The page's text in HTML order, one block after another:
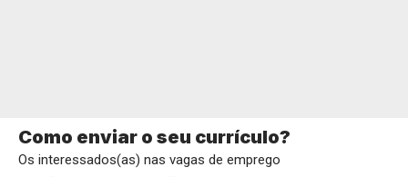
Como enviar o seu currículo?
Os interessados(as) nas vagas de emprego